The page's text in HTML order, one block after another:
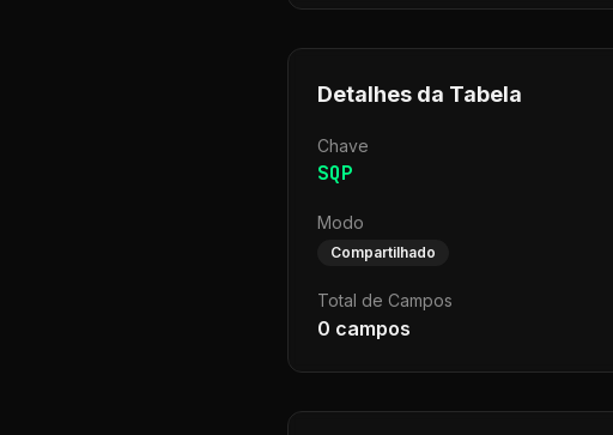
Detalhes da Tabela
Chave
SQP
Modo
Compartilhado
Total de Campos
0 campos